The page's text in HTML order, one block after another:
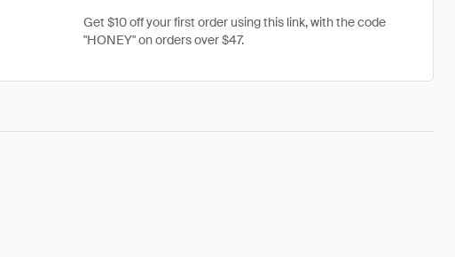
Get $10 off your first order using this link, with the code
"HONEY" on orders over $47.